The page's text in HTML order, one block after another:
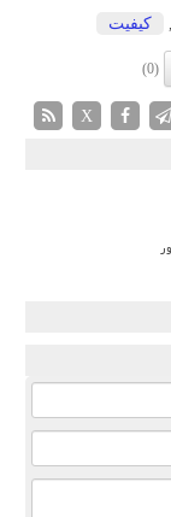
كیفیت
(0)
X